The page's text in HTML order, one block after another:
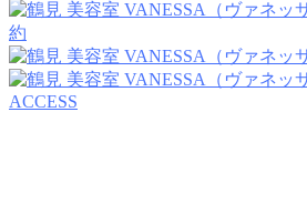
約
ACCESS